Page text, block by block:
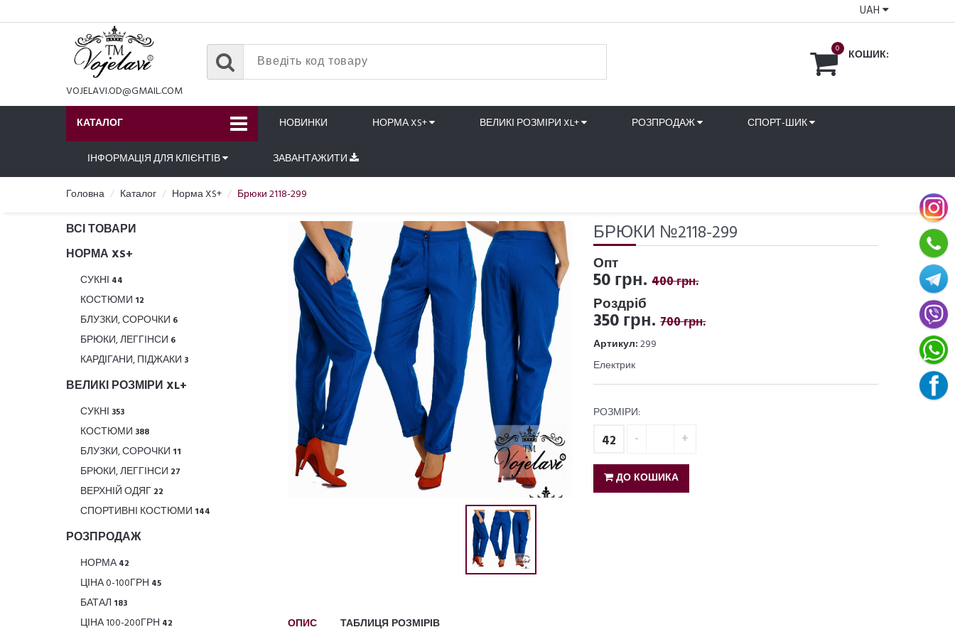
UAH
VOJELAVI.OD@GMAIL.COM
0 КОШИК:
КАТАЛОГ НОВИНКИ НОРМА XS+ ВЕЛИКІ РОЗМІРИ XL+ РОЗПРОДАЖ СПОРТ-ШИК
ІНФОРМАЦІЯ ДЛЯ КЛІЄНТІВ ЗАВАНТАЖИТИ
Головна Каталог Норма XS+ Брюки 2118-299
ВСІ ТОВАРИ
НОРМА XS+
СУКНІ 44
КОСТЮМИ 12
БЛУЗКИ, СОРОЧКИ 6
БРЮКИ, ЛЕГГІНСИ 6
КАРДІГАНИ, ПІДЖАКИ 3
ВЕЛИКІ РОЗМІРИ XL+
СУКНІ 353
КОСТЮМИ 388
БЛУЗКИ, СОРОЧКИ 11
БРЮКИ, ЛЕГГІНСИ 27
ВЕРХНІЙ ОДЯГ 22
СПОРТИВНІ КОСТЮМИ 144
РОЗПРОДАЖ
НОРМА42
ЦІНА 0-100ГРН 45
БАТАЛ 183
ЦІНА 100-200ГРН 42
БРЮКИ №2118-299
Опт
50 грн. 400 грн.
Роздріб
350 грн. 700 грн.
Артикул:299
Електрик
РОЗМІРИ:
42
ДО КОШИКА
ОПИС ТАБЛИЦЯ РОЗМІРІВ